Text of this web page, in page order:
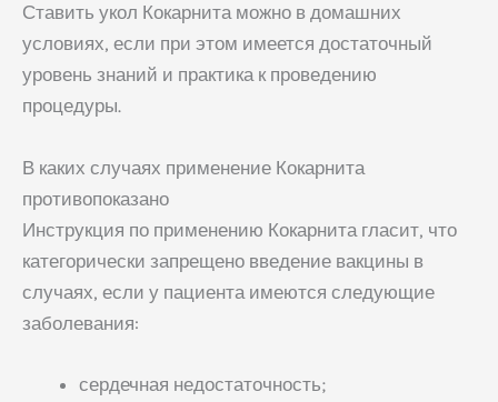
Ставить укол Кокарнита можно в домашних
условиях, если при этом имеется достаточный
уровень знаний и практика к проведению
процедуры.
В каких случаях применение Кокарнита
противопоказано
Инструкция по применению Кокарнита гласит, что
категорически запрещено введение вакцины в
случаях, если у пациента имеются следующие
заболевания:
сердечная недостаточность;